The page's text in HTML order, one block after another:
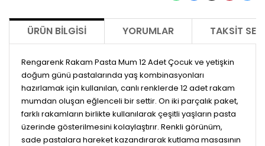
ÜRÜN BILGISI YORUMLAR TAKSIT
Rengarenk Rakam Pasta Mum 12 Adet Çocuk ve yetişkin
doğum günü pastalarında yaş kombinasyonları
hazırlamak için kullanılan, canlı renklerde 12 adet rakam
mumdan oluşan eğlenceli bir settir. On iki parçalık paket,
farklı rakamların birlikte kullanılarak çeşitli yaşların pasta
üzerinde gösterilmesini kolaylaştırır. Renkli görünüm,
sade pastalara hareket kazandırarak kutlama masasının